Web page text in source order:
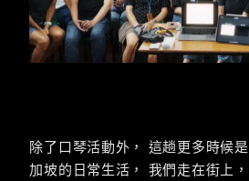
除了口琴活動外， 這趟更多時候
加坡的日常生活， 我們走在街上